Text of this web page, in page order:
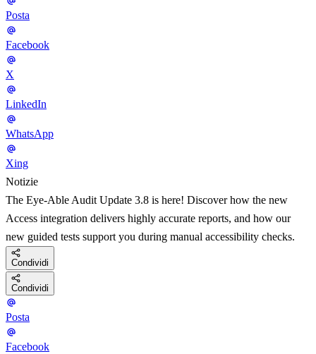
Posta
Facebook
X
LinkedIn
WhatsApp
Xing
Notizie
The Eye-Able Audit Update 3.8 is here! Discover how the new
Access integration delivers highly accurate reports, and how our
new guided tests support you during manual accessibility checks.
Condividi
Condividi
Posta
Facebook